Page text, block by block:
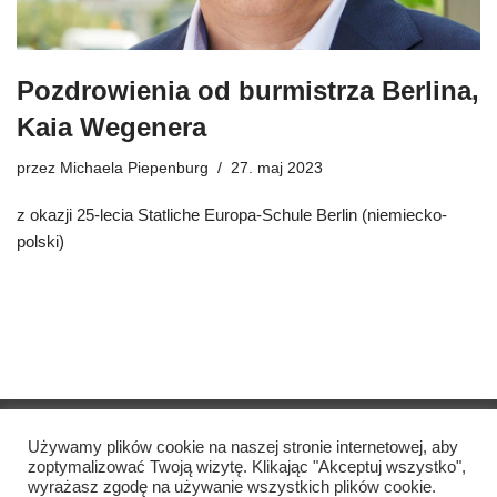
Pozdrowienia od burmistrza Berlina,
Kaia Wegenera
przez Michaela Piepenburg 27. maj 2023
z okazji 25-lecia Statliche Europa-Schule Berlin (niemiecko-
polski)
2021
Używamy plików cookie na naszej stronie internetowej, aby
zoptymalizować Twoją wizytę. Klikając "Akceptuj wszystko",
wyrażasz zgodę na używanie wszystkich plików cookie.